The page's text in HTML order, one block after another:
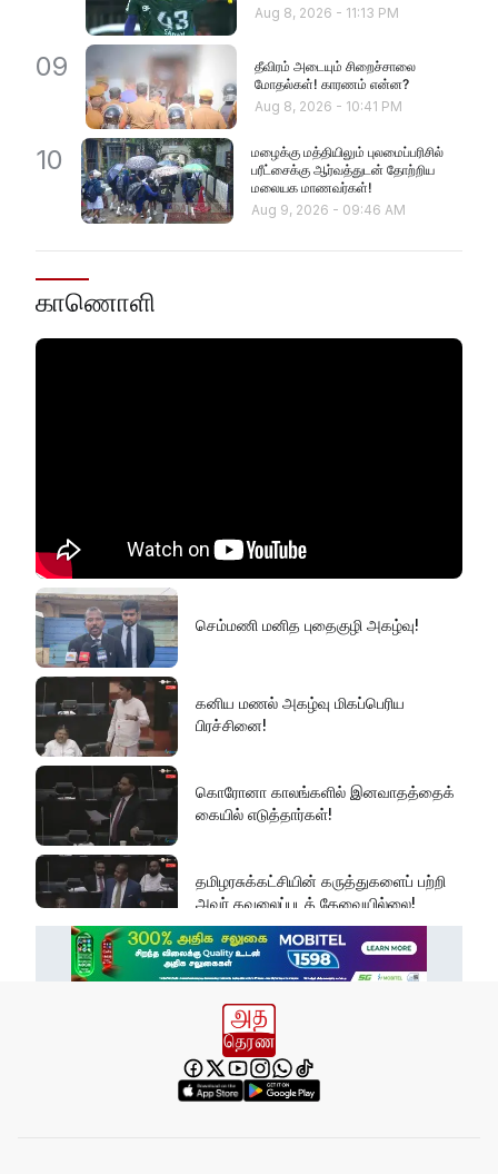
Aug 8, 2026 - 11:13 PM
09
தீவிரம் அடையும் சிறைச்சாலை
மோதல்கள்! காரணம் என்ன?
Aug 8, 2026 - 10:41 PM
10
மழைக்கு மத்தியிலும் புலமைப்பரிசில்
பரீட்சைக்கு ஆர்வத்துடன் தோற்றிய
மலையக மாணவர்கள்!
Aug 9, 2026 - 09:46 AM
காணொளி
செம்மணி மனித புதைகுழி அகழ்வு!
கனிய மணல் அகழ்வு மிகப்பெரிய
பிரச்சினை!
கொரோனா காலங்களில் இனவாதத்தைக்
கையில் எடுத்தார்கள்!
தமிழரசுக்கட்சியின் கருத்துகளைப் பற்றி
அவர் கவலைப்படத் தேவையில்லை!
இது அதனுடன் சம்பந்தப்பட்ட கேள்விதான்
பல மாணவர்களின் எதிர்காலம்
நாசமாகிறது!